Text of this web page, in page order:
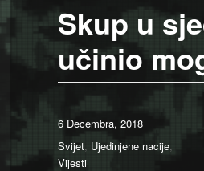
Skup u
učinio
Posted
on
6 Decembra, 2018
Categories
Svijet Ujedinjene nacije
Vijesti